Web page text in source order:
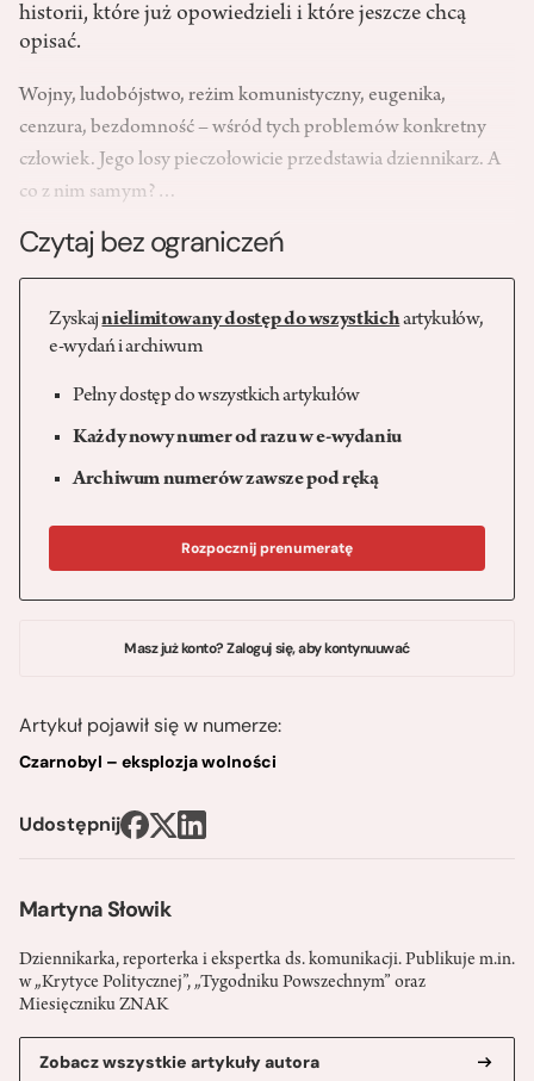
Martyna Słowik
Dziennikarka, reporterka i ekspertka ds. komunikacji. Publikuje m.in.
w „Krytyce Politycznej”, „Tygodniku Powszechnym” oraz
Miesięczniku ZNAK
Zobacz wszystkie artykuły autora
historii, które już opowiedzieli i które jeszcze chcą
opisać.
Wojny, ludobójstwo, reżim komunistyczny, eugenika,
cenzura, bezdomność – wśród tych problemów konkretny
człowiek. Jego losy pieczołowicie przedstawia dziennikarz. A
co z nim samym?…
Czytaj bez ograniczeń
Zyskajnielimitowany dostęp do wszystkichartykułów,
e-wydań i archiwum
Pełny dostęp do wszystkich artykułów
Każdy nowy numer od razu w e-wydaniu
Archiwum numerów zawsze pod ręką
Rozpocznij prenumeratę
Masz już konto? Zaloguj się, aby kontynuuwać
Artykuł pojawił się w numerze:
Czarnobyl – eksplozja wolności
Udostępnij